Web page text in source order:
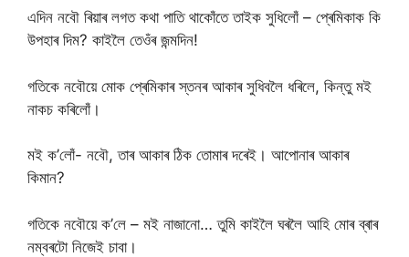
এদিন নবৌ ৰিয়াৰ লগত কথা পাতি থাকোঁতে তাইক সুধিলোঁ – প্ৰেমিকাক কি
উপহাৰ দিম? কাইলৈ তেওঁৰ জন্মদিন!
গতিকে নবৌয়ে মোক প্ৰেমিকাৰ স্তনৰ আকাৰ সুধিবলৈ ধৰিলে, কিন্তু মই
নাকচ কৰিলোঁ।
মই ক’লোঁ- নবৌ, তাৰ আকাৰ ঠিক তোমাৰ দৰেই। আপোনাৰ আকাৰ
কিমান?
গতিকে নবৌয়ে ক’লে – মই নাজানো… তুমি কাইলৈ ঘৰলৈ আহি মোৰ ব্ৰাৰ
নম্বৰটো নিজেই চাবা।